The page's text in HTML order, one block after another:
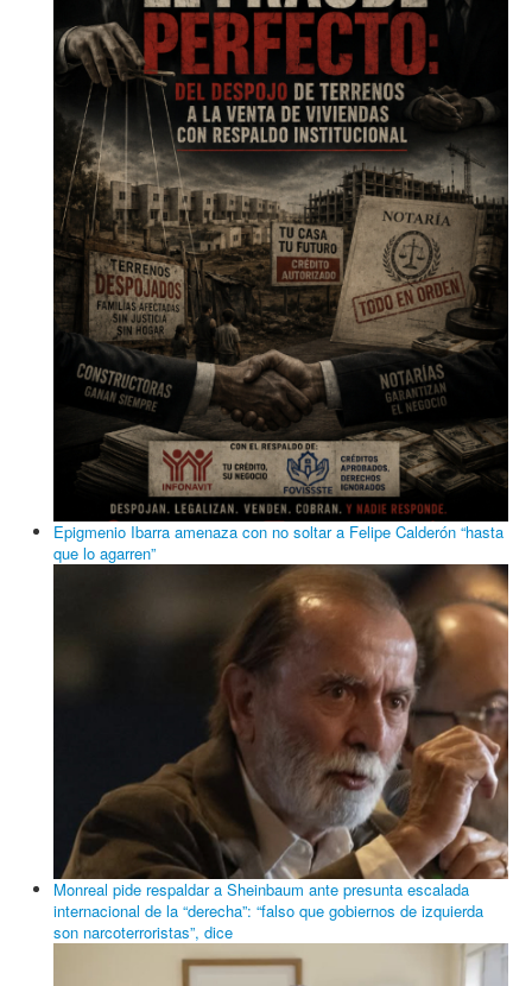
Epigmenio Ibarra amenaza con no soltar a Felipe Calderón “hasta
que lo agarren”
Monreal pide respaldar a Sheinbaum ante presunta escalada
internacional de la “derecha”: “falso que gobiernos de izquierda
son narcoterroristas”, dice